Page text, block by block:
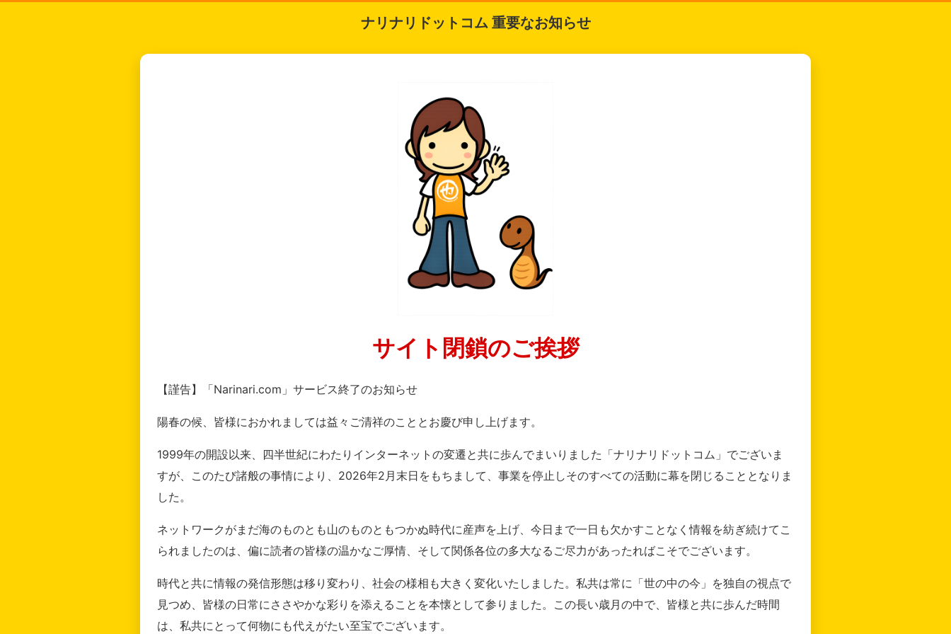
ナリナリドットコム 重要なお知らせ
サイト閉鎖のご挨拶
【謹告】「Narinari.com」サービス終了のお知らせ
陽春の候、皆様におかれましては益々ご清祥のこととお慶び申し上げます。
1999年の開設以来、四半世紀にわたりインターネットの変遷と共に歩んでまいりました「ナリナリドットコム」でございま
すが、このたび諸般の事情により、2026年2月末日をもちまして、事業を停止しそのすべての活動に幕を閉じることとなりま
した。
ネットワークがまだ海のものとも山のものともつかぬ時代に産声を上げ、今日まで一日も欠かすことなく情報を紡ぎ続けてこ
られましたのは、偏に読者の皆様の温かなご厚情、そして関係各位の多大なるご尽力があったればこそでございます。
時代と共に情報の発信形態は移り変わり、社会の様相も大きく変化いたしました。私共は常に「世の中の今」を独自の視点で
見つめ、皆様の日常にささやかな彩りを添えることを本懐として参りました。この長い歳月の中で、皆様と共に歩んだ時間
は、私共にとって何物にも代えがたい至宝でございます。